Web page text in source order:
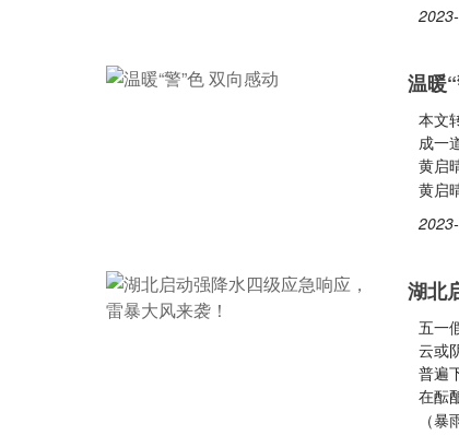
温暖
本文
成一
黄启
黄启
湖北
五一
云或
普遍
在酝
（